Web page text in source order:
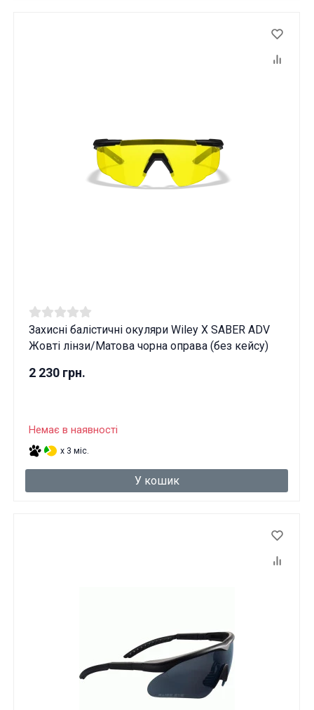
Захисні балістичні окуляри Wiley X SABER ADV
Жовті лінзи/Матова чорна оправа (без кейсу)
2 230 грн.
Немає в наявності
x 3 міс.
У кошик